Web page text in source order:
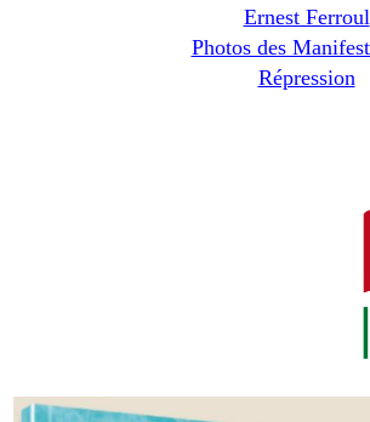
Ernest Ferroul
Photos des
Répression